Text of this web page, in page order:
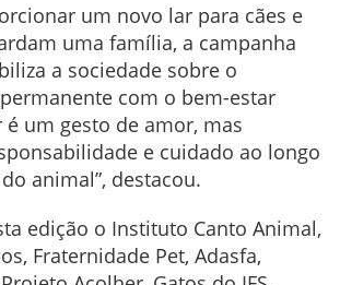
um novo lar para cães e
uma família, a campanha
a sociedade sobre o
com o bem-estar
um gesto de amor, mas
e cuidado ao longo
animal”, destacou.
edição o Instituto Canto Animal,
Fraternidade Pet, Adasfa,